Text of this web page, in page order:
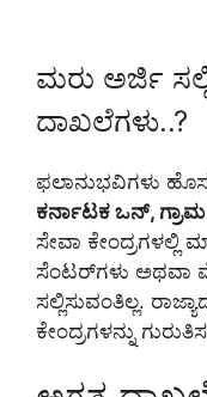
ಮರು ಅರ್ಜಿ
ದಾಖಲೆಗಳು..?
ಫಲಾನುಭವಿಗಳು
ಕರ್ನಾಟಕ ಒನ್,
ಸೇವಾ ಕೇಂದ್ರಗಳಲ್ಲಿ
ಸೆಂಟರ್‌ಗಳು ಅಥವಾ
ಸಲ್ಲಿಸುವಂತಿಲ್ಲ.
ಕೇಂದ್ರಗಳನ್ನು